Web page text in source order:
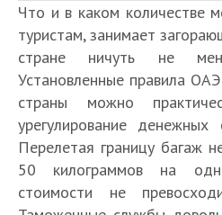
Что и в каком количестве
туристам, занимает
стране ничуть не
Установленные правила
страны можно
урегулирование денежных
Перелетая границу багаж
50 килограммов на
стоимости не